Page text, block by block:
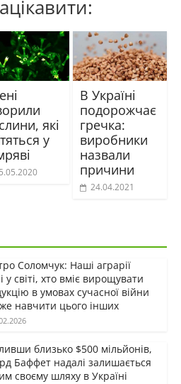
які
у
В Україні
подорожчає
гречка:
виробники
назвали
причини
24.04.2021
Соломчук: Наші аграрії
у світі, хто вміє вирощувати
в умовах сучасної війни
навчити цього інших
близько $500 мільйонів,
Баффет надалі залишається
своєму шляху в Україні